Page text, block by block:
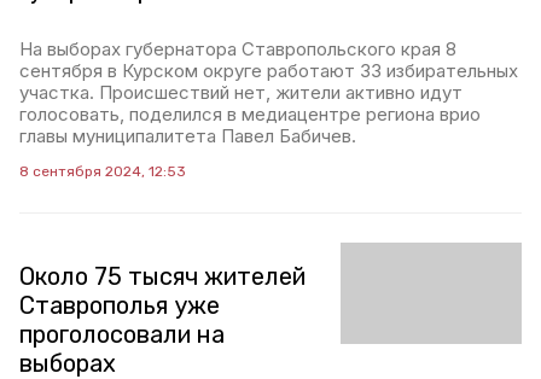
На выборах губернатора Ставропольского края 8
сентября в Курском округе работают 33 избирательных
участка. Происшествий нет, жители активно идут
голосовать, поделился в медиацентре региона врио
главы муниципалитета Павел Бабичев.
8 сентября 2024, 12:53
Около 75 тысяч жителей
Ставрополья уже
проголосовали на
выборах